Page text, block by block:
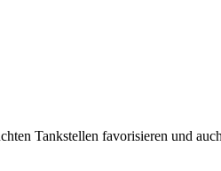
Tankstellen favorisieren und